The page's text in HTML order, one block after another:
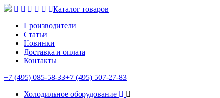
Каталог товаров
Производители
Статьи
Новинки
Доставка и оплата
Контакты
+7 (495) 085-58-33+7 (495) 507-27-83
Холодильное оборудование